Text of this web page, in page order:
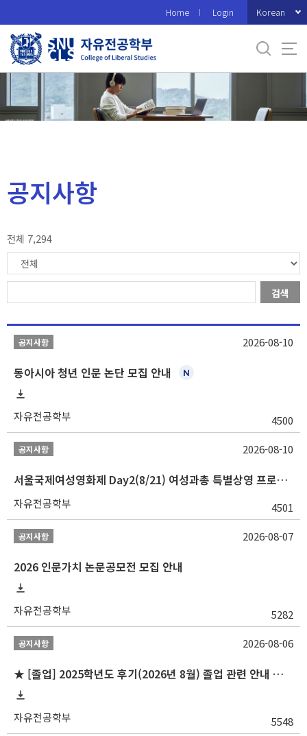
로
메
Home Login Korean
공지사항
전체 7,294
검색
공지사항
동아시아 청년 인문 논단 모집 안내
자유전공학부 4500
2026-08-10
공지사항
서울국제여성영화제 Day2(8/21) 여성과총 특별상영 프로그램 『AI 시대, 여성의 시선으로 미래 기술 읽기』 학생 무료 초청 행사
자유전공학부 4501
2026-08-10
공지사항
2026 인문가치 논문공모전 모집 안내
자유전공학부 5282
2026-08-07
공지사항
★ [졸업] 2025학년도 후기(2026년 8월) 졸업 관련 안내 및 확정자 명단 공지
자유전공학부 5548
2026-08-06